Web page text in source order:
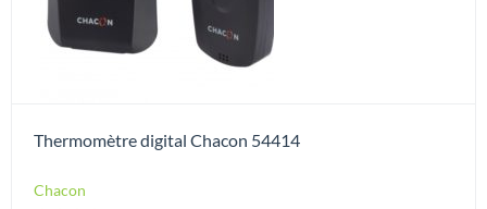
Thermomètre digital Chacon 54414
Chacon